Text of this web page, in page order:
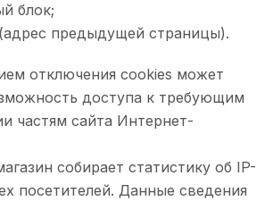
блок;
предыдущей страницы).
отключения cookies может
доступа к требующим
частям сайта Интернет-
собирает статистику об IP-
посетителей. Данные сведения